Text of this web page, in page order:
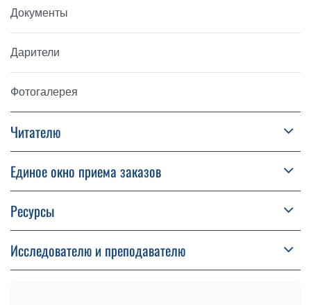
Документы
Дарители
Фотогалерея
Читателю
Единое окно приема заказов
Ресурсы
Исследователю и преподавателю